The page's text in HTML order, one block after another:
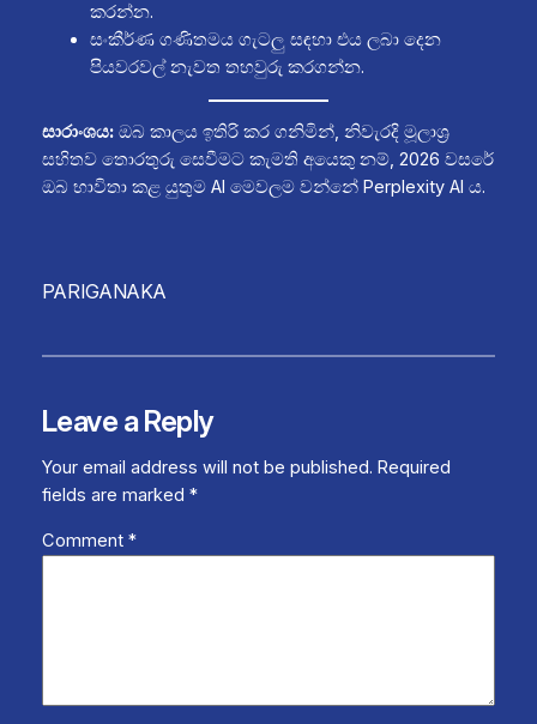
කරන්න.
සංකීර්ණ ගණිතමය ගැටලු සඳහා එය ලබා දෙන
පියවරවල් නැවත තහවුරු කරගන්න.
සාරාංශය:ඔබ කාලය ඉතිරි කර ගනිමින්, නිවැරදි මූලාශ්‍ර
සහිතව තොරතුරු සෙවීමට කැමති අයෙකු නම්, 2026 වසරේ
ඔබ භාවිතා කළ යුතුම AI මෙවලම වන්නේ Perplexity AI ය.
PARIGANAKA
Leave a Reply
Your email address will not be published. Required
fields are marked *
Comment *